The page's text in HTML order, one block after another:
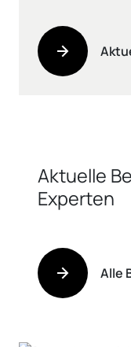
Aktuelle
Experten
Alle